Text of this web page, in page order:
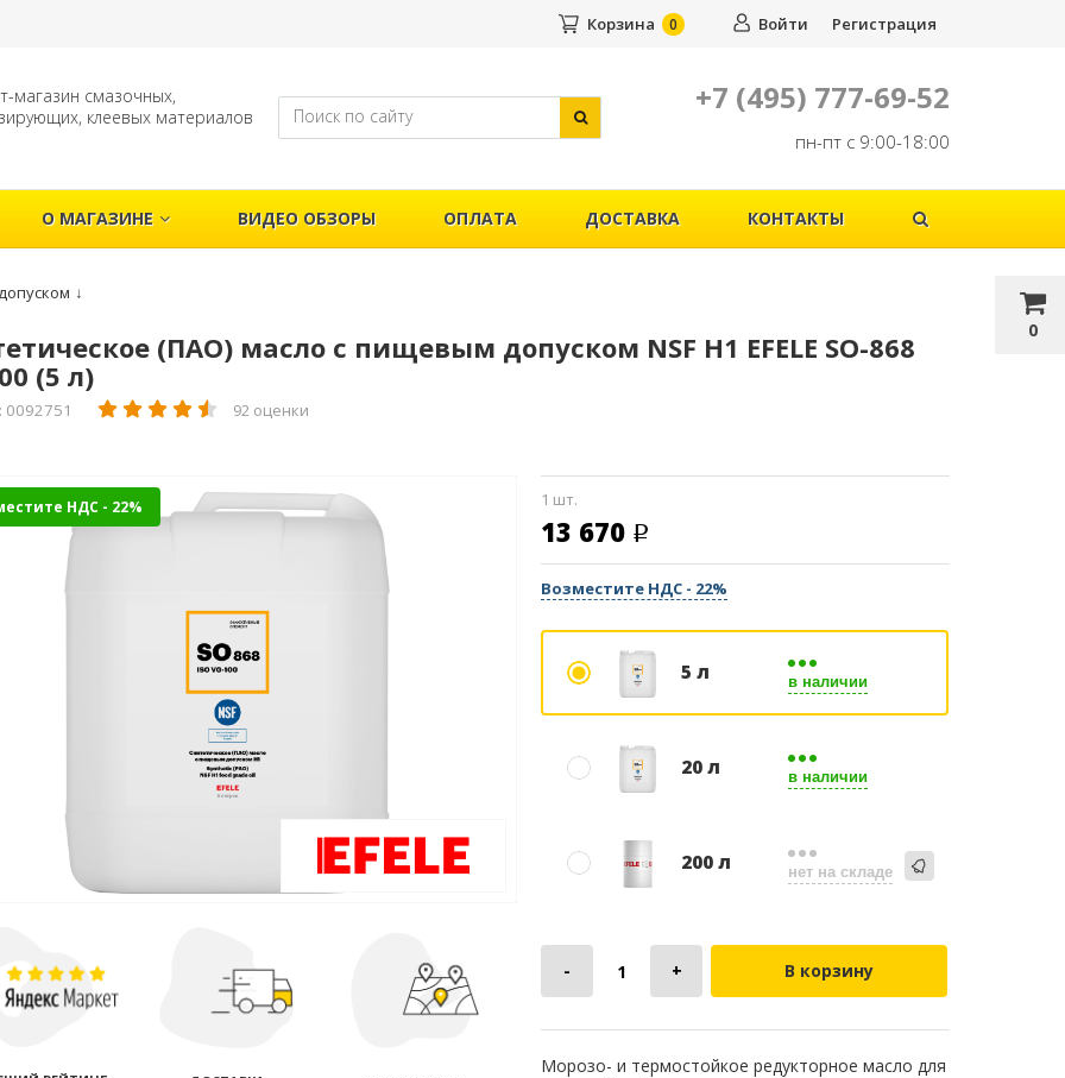
0
Войти Регистрация
Корзина 0
магазин смазочных,
клеевых материалов
+7 (495) 777-69-52
пн-пт с 9:00-18:00
О МАГАЗИНЕ ВИДЕО ОБЗОРЫ ОПЛАТА ДОСТАВКА КОНТАКТЫ
↓
(ПАО) масло с пищевым допуском NSF H1 EFELE SO-868
(5 л)
0092751 92 оценки
НДС - 22% 1 шт.
13 670
Возместите НДС - 22%
5 л в наличии
20 л в наличии
200 л нет на складе
В корзину
Морозо- и термостойкое редукторное масло для